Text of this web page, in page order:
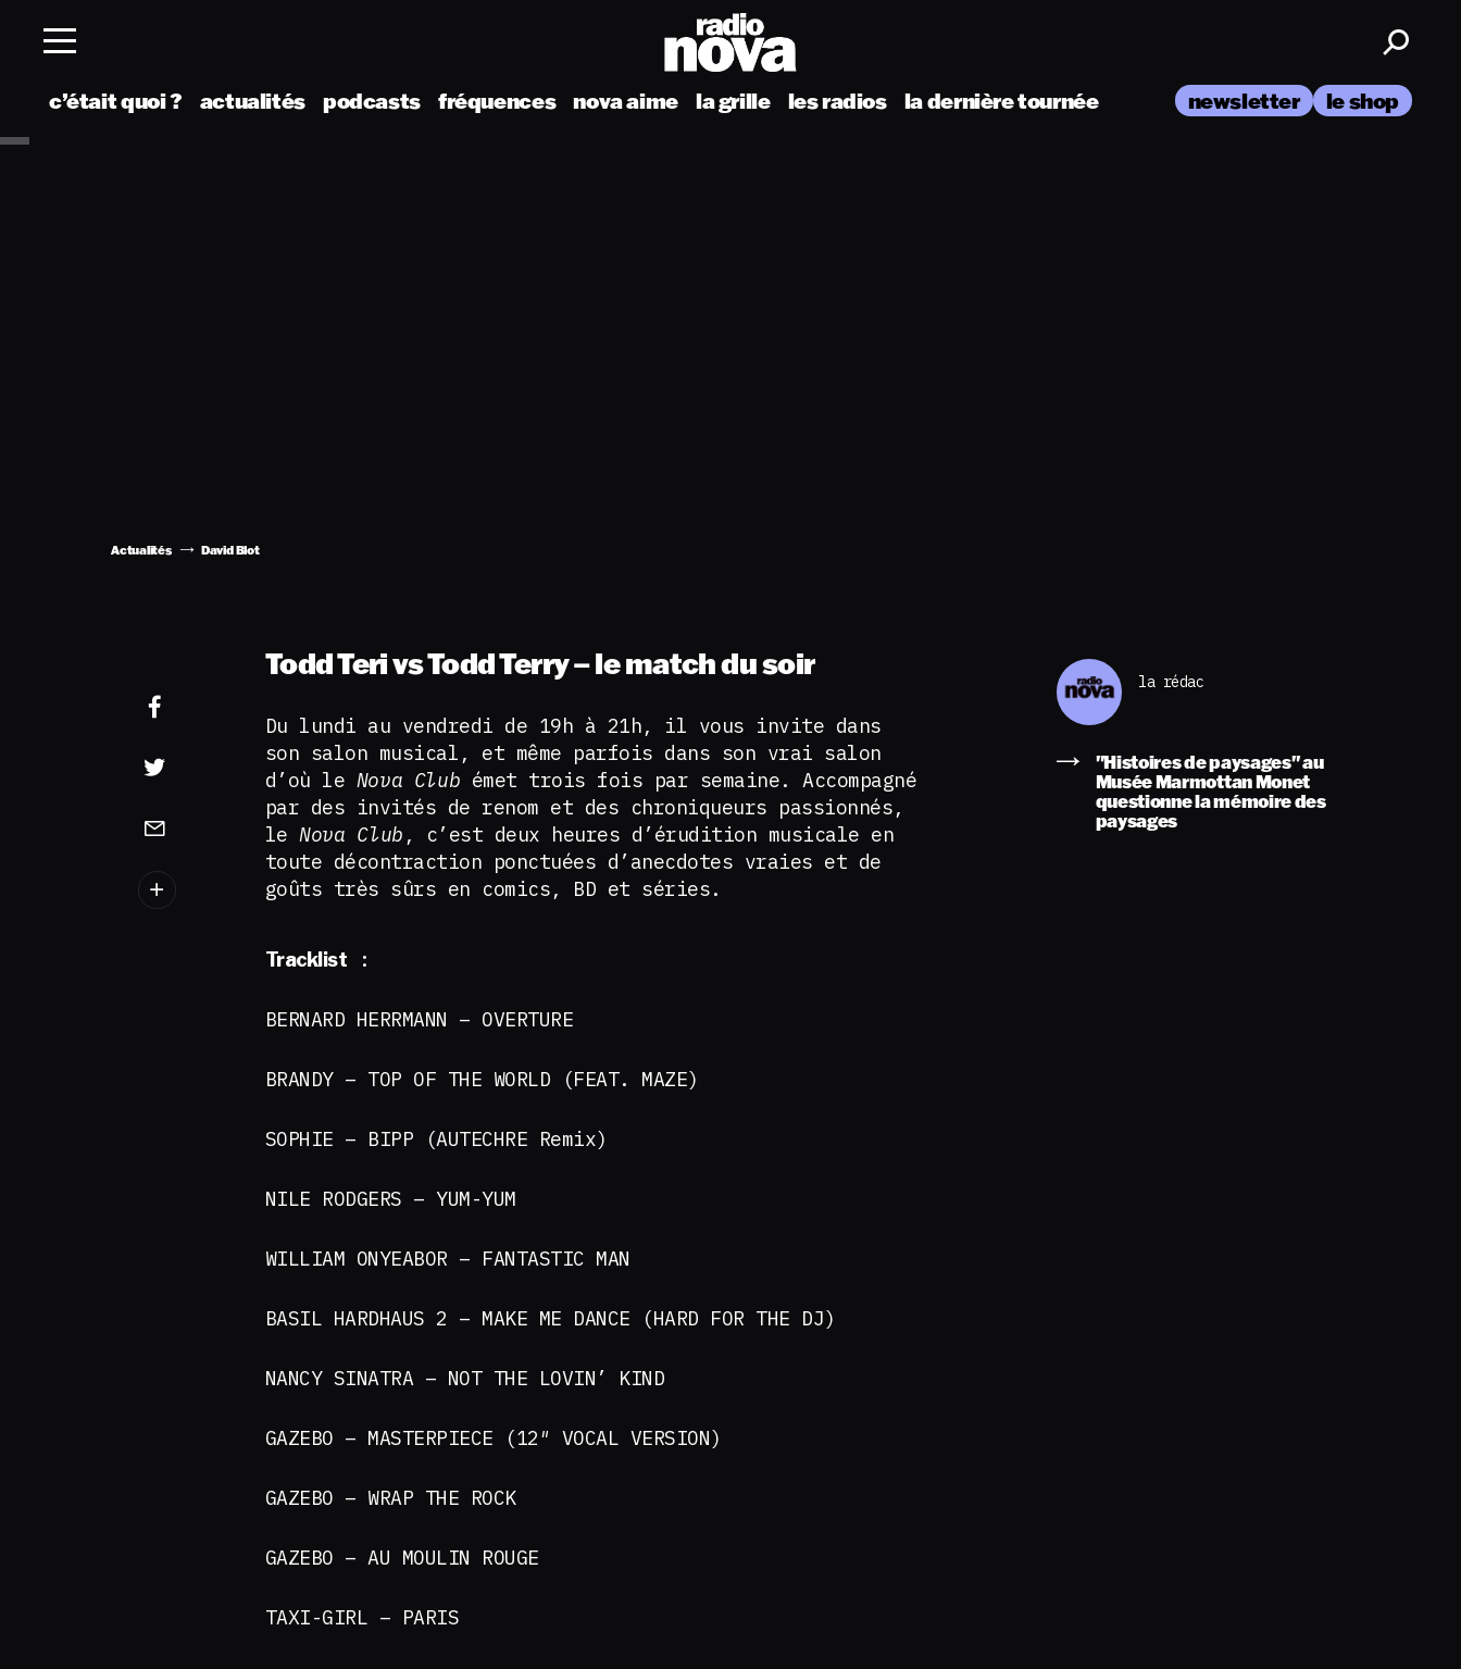
c’était quoi ? actualités podcasts fréquences nova aime la grille les radios la dernière tournée newsletter le shop
Actualités David Blot
Todd Teri vs Todd Terry – le match du soir
Du lundi au vendredi de 19h à 21h, il vous invite dans
son salon musical, et même parfois dans son vrai salon
d’où le Nova Club émet trois fois par semaine. Accompagné
par des invités de renom et des chroniqueurs passionnés,
leNova Club , c’est deux heures d’érudition musicale en
toute décontraction ponctuées d’anecdotes vraies et de
goûts très sûrs en comics, BD et séries.
Tracklist :
BERNARD HERRMANN – OVERTURE
BRANDY – TOP OF THE WORLD (FEAT. MAZE)
SOPHIE – BIPP (AUTECHRE Remix)
NILE RODGERS – YUM-YUM
WILLIAM ONYEABOR – FANTASTIC MAN
BASIL HARDHAUS 2 – MAKE ME DANCE (HARD FOR THE DJ)
NANCY SINATRA – NOT THE LOVIN’ KIND
GAZEBO – MASTERPIECE (12″ VOCAL VERSION)
GAZEBO – WRAP THE ROCK
GAZEBO – AU MOULIN ROUGE
TAXI-GIRL – PARIS
la rédac
"Histoires de paysages" au
Musée Marmottan Monet
questionne la mémoire des
paysages